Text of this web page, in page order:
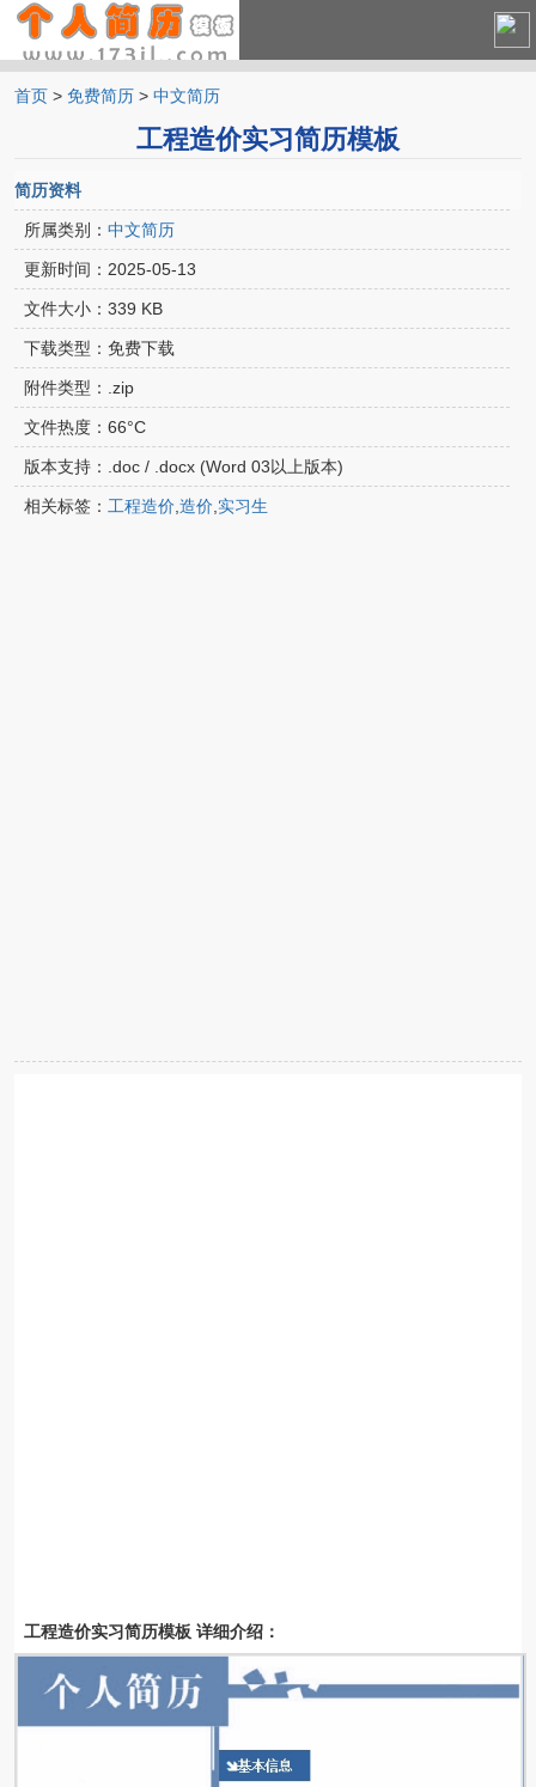
中文简历
首页 > 免费简历 > 中文简历
工程造价实习简历模板
简历资料
所属类别： 中文简历
更新时间： 2025-05-13
文件大小： 339 KB
下载类型： 免费下载
附件类型： .zip
文件热度： 66°C
版本支持： .doc / .docx (Word 03以上版本)
相关标签： 工程造价 造价 实习生
工程造价实习简历模板 详细介绍：